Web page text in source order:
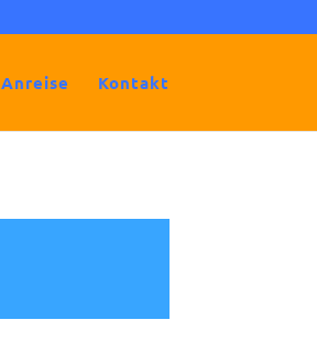
Anreise Kontakt